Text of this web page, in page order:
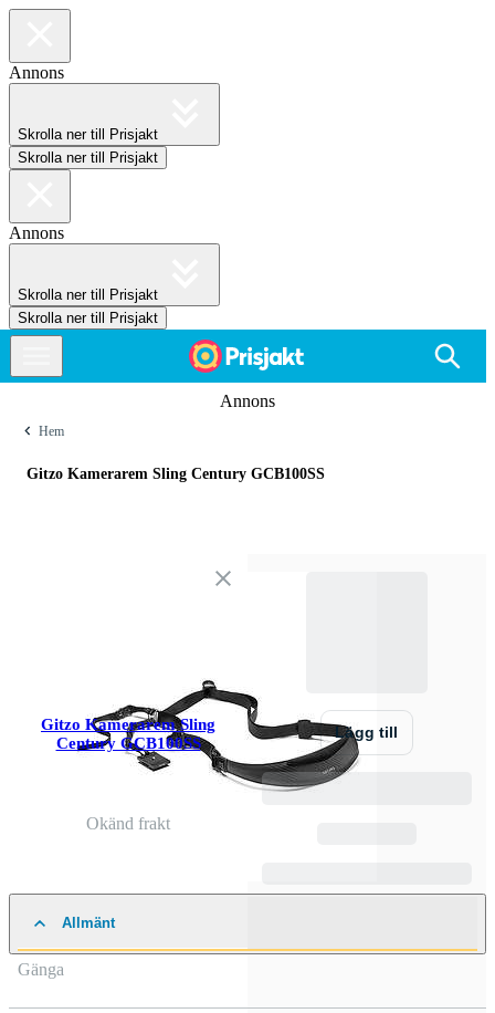
Annons
Skrolla ner till Prisjakt
Skrolla ner till Prisjakt
Annons
Skrolla ner till Prisjakt
Skrolla ner till Prisjakt
Annons
Hem
Gitzo Kamerarem Sling Century GCB100SS
Gitzo Kamerarem Sling
Century GCB100SS
Okänd frakt
Lägg till
Allmänt
Gänga